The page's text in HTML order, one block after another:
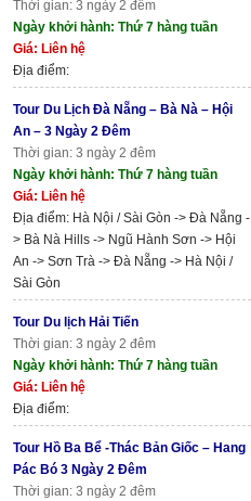
Thời gian: 3 ngày 2 đêm
Ngày khởi hành: Thứ 7 hàng tuần
Giá: Liên hệ
Địa điểm:
Tour Du Lịch Đà Nẵng – Bà Nà – Hội
An – 3 Ngày 2 Đêm
Thời gian: 3 ngày 2 đêm
Ngày khởi hành: Thứ 7 hàng tuần
Giá: Liên hệ
Địa điểm: Hà Nội / Sài Gòn -> Đà Nẵng -
> Bà Nà Hills -> Ngũ Hành Sơn -> Hội
An -> Sơn Trà -> Đà Nẵng -> Hà Nội /
Sài Gòn
Tour Du lịch Hải Tiến
Thời gian: 3 ngày 2 đêm
Ngày khởi hành: Thứ 7 hàng tuần
Giá: Liên hệ
Địa điểm:
Tour Hồ Ba Bể -Thác Bản Giốc – Hang
Pác Bó 3 Ngày 2 Đêm
Thời gian: 3 ngày 2 đêm